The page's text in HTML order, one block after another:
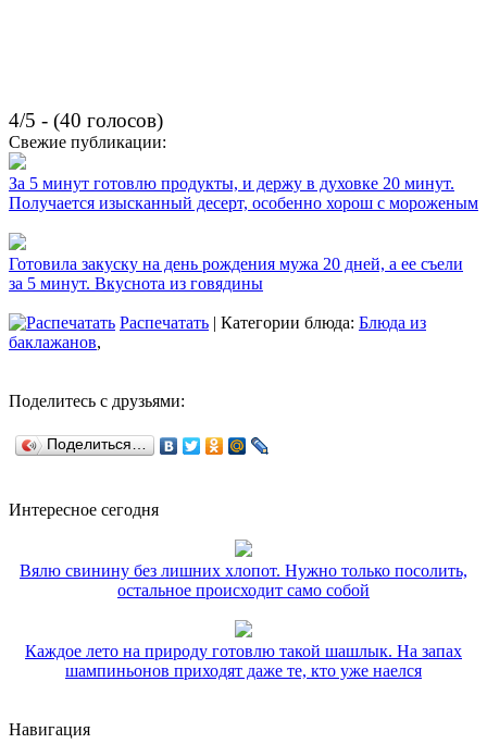
4/5 - (40 голосов)
Свежие публикации:
За 5 минут готовлю продукты, и держу в духовке 20 минут.
Получается изысканный десерт, особенно хорош с мороженым
Готовила закуску на день рождения мужа 20 дней, а ее съели
за 5 минут. Вкуснота из говядины
Распечатать | Категории блюда: Блюда из
баклажанов,
Поделитесь с друзьями:
Поделиться…
Интересное сегодня
Вялю свинину без лишних хлопот. Нужно только посолить,
остальное происходит само собой
Каждое лето на природу готовлю такой шашлык. На запах
шампиньонов приходят даже те, кто уже наелся
Навигация